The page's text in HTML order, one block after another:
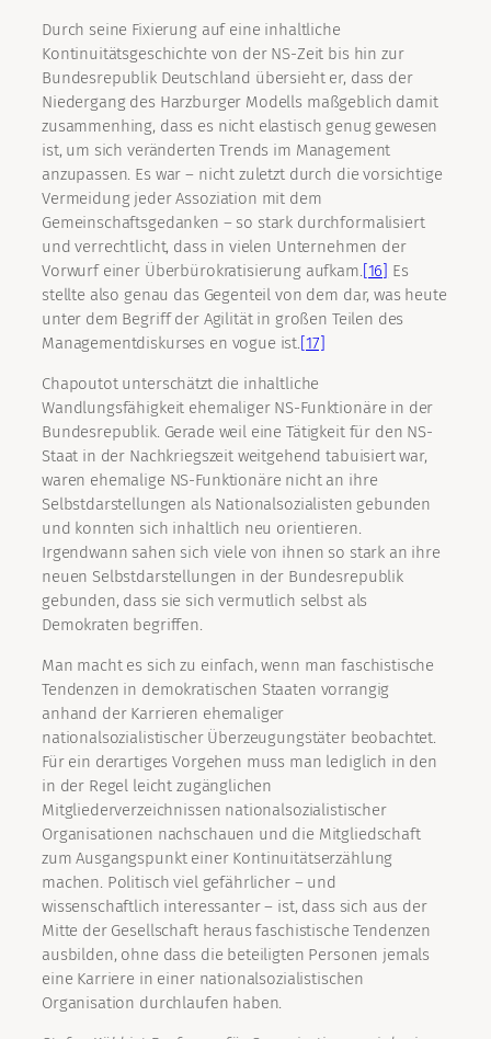
Durch seine Fixierung auf eine inhaltliche
Kontinuitätsgeschichte von der NS-Zeit bis hin zur
Bundesrepublik Deutschland übersieht er, dass der
Niedergang des Harzburger Modells maßgeblich damit
zusammenhing, dass es nicht elastisch genug gewesen
ist, um sich veränderten Trends im Management
anzupassen. Es war – nicht zuletzt durch die vorsichtige
Vermeidung jeder Assoziation mit dem
Gemeinschaftsgedanken – so stark durchformalisiert
und verrechtlicht, dass in vielen Unternehmen der
Vorwurf einer Überbürokratisierung aufkam.[16] Es
stellte also genau das Gegenteil von dem dar, was heute
unter dem Begriff der Agilität in großen Teilen des
Managementdiskurses en vogue ist.[17]
Chapoutot unterschätzt die inhaltliche
Wandlungsfähigkeit ehemaliger NS-Funktionäre in der
Bundesrepublik. Gerade weil eine Tätigkeit für den NS-
Staat in der Nachkriegszeit weitgehend tabuisiert war,
waren ehemalige NS-Funktionäre nicht an ihre
Selbstdarstellungen als Nationalsozialisten gebunden
und konnten sich inhaltlich neu orientieren.
Irgendwann sahen sich viele von ihnen so stark an ihre
neuen Selbstdarstellungen in der Bundesrepublik
gebunden, dass sie sich vermutlich selbst als
Demokraten begriffen.
Man macht es sich zu einfach, wenn man faschistische
Tendenzen in demokratischen Staaten vorrangig
anhand der Karrieren ehemaliger
nationalsozialistischer Überzeugungstäter beobachtet.
Für ein derartiges Vorgehen muss man lediglich in den
in der Regel leicht zugänglichen
Mitgliederverzeichnissen nationalsozialistischer
Organisationen nachschauen und die Mitgliedschaft
zum Ausgangspunkt einer Kontinuitätserzählung
machen. Politisch viel gefährlicher – und
wissenschaftlich interessanter – ist, dass sich aus der
Mitte der Gesellschaft heraus faschistische Tendenzen
ausbilden, ohne dass die beteiligten Personen jemals
eine Karriere in einer nationalsozialistischen
Organisation durchlaufen haben.